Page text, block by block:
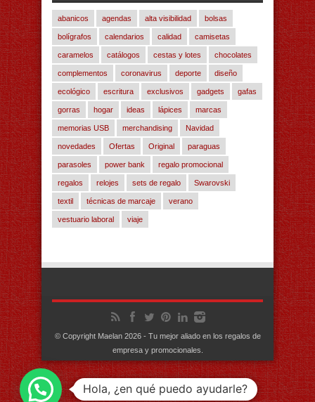
abanicos agendas alta visibilidad bolsas
bolígrafos calendarios calidad camisetas
caramelos catálogos cestas y lotes chocolates
complementos coronavirus deporte diseño
ecológico escritura exclusivos gadgets gafas
gorras hogar ideas lápices marcas
memorias USB merchandising Navidad
novedades Ofertas Original paraguas
parasoles power bank regalo promocional
regalos relojes sets de regalo Swarovski
textil técnicas de marcaje verano
vestuario laboral viaje
© Copyright Maelan 2026 - Tu mejor aliado en los regalos de
empresa y promocionales.
Hola, ¿en qué puedo ayudarle?